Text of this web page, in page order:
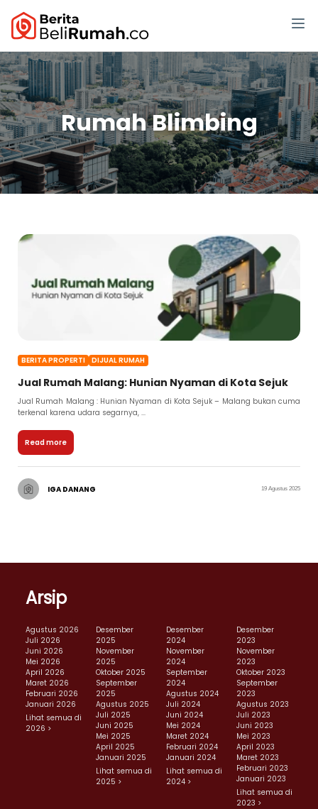
Rumah Blimbing
BERITA PROPERTI DIJUAL RUMAH
Jual Rumah Malang: Hunian Nyaman di Kota Sejuk
Jual Rumah Malang : Hunian Nyaman di Kota Sejuk – Malang bukan cuma
terkenal karena udara segarnya, ...
Read more
IGA DANANG 19 Agustus 2025
Arsip
Agustus 2026
Juli 2026
Juni 2026
Mei 2026
April 2026
Maret 2026
Februari 2026
Januari 2026
Lihat semua di
2026 >
Desember
2025
November
2025
Oktober 2025
September
2025
Agustus 2025
Juli 2025
Juni 2025
Mei 2025
April 2025
Januari 2025
Lihat semua di
2025 >
Desember
2024
November
2024
September
2024
Agustus 2024
Juli 2024
Juni 2024
Mei 2024
Maret 2024
Februari 2024
Januari 2024
Lihat semua di
2024 >
Desember
2023
November
2023
Oktober 2023
September
2023
Agustus 2023
Juli 2023
Juni 2023
Mei 2023
April 2023
Maret 2023
Februari 2023
Januari 2023
Lihat semua di
2023 >